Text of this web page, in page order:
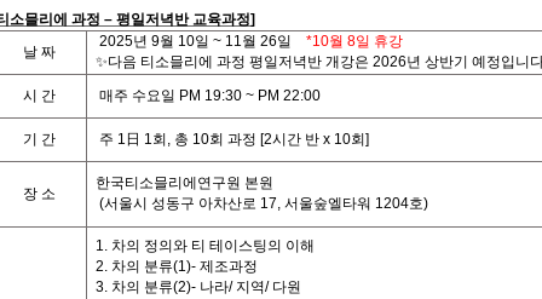
소믈리에 과정 – 평일저녁반교육과정]
날 짜
2025년 9월 10일 ~ 11월 26일 *10월 8일 휴강
✨다음 티소믈리에 과정 평일저녁반 개강은 2026년 상반기 예정입니
시
간 매주 수요일 PM 19:30 ~ PM 22:00
기 간 주 1 日 1회 , 총 10회 과정 [2시간 반x 10회 ]
장 소
한국티소믈리에연구원 본원
(서울시 성동구 아차산로 17, 서울숲엘타워 1204호)
1. 차의 정의와 티 테이스팅의 이해
2. 차의 분류(1)- 제조과정
3. 차의 분류(2)- 나라/ 지역/ 다원